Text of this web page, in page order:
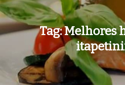
Tag:Melhores